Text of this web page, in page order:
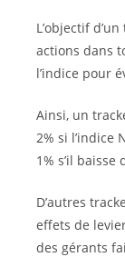
L’objectif
actions dans
l’indice pour
Ainsi, un
2% si l’indice
1% s’il baisse
D’autres
effets de
des gérants